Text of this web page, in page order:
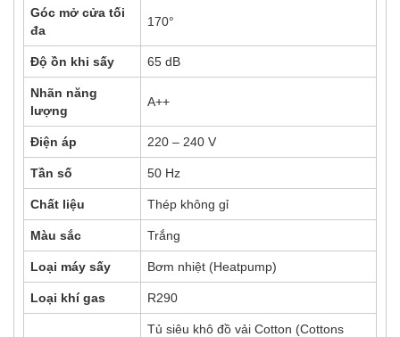
Góc mở cửa tối
đa
170°
Độ ồn khi sấy 65 dB
Nhãn năng
lượng
A++
Điện áp 220 – 240 V
Tần số 50 Hz
Chất liệu Thép không gỉ
Màu sắc Trắng
Loại máy sấy Bơm nhiệt (Heatpump)
Loại khí gas R290
Tủ siêu khô đồ vải Cotton (Cottons